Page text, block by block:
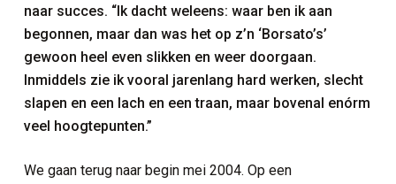
naar succes. “Ik dacht weleens: waar ben ik aan
begonnen, maar dan was het op z’n ‘Borsato’s’
gewoon heel even slikken en weer doorgaan.
Inmiddels zie ik vooral jarenlang hard werken, slecht
slapen en een lach en een traan, maar bovenal enórm
veel hoogtepunten.”
We gaan terug naar begin mei 2004. Op een